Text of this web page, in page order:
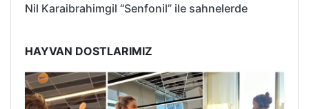
Nil Karaibrahimgil “Senfonil” ile sahnelerde
HAYVAN DOSTLARIMIZ